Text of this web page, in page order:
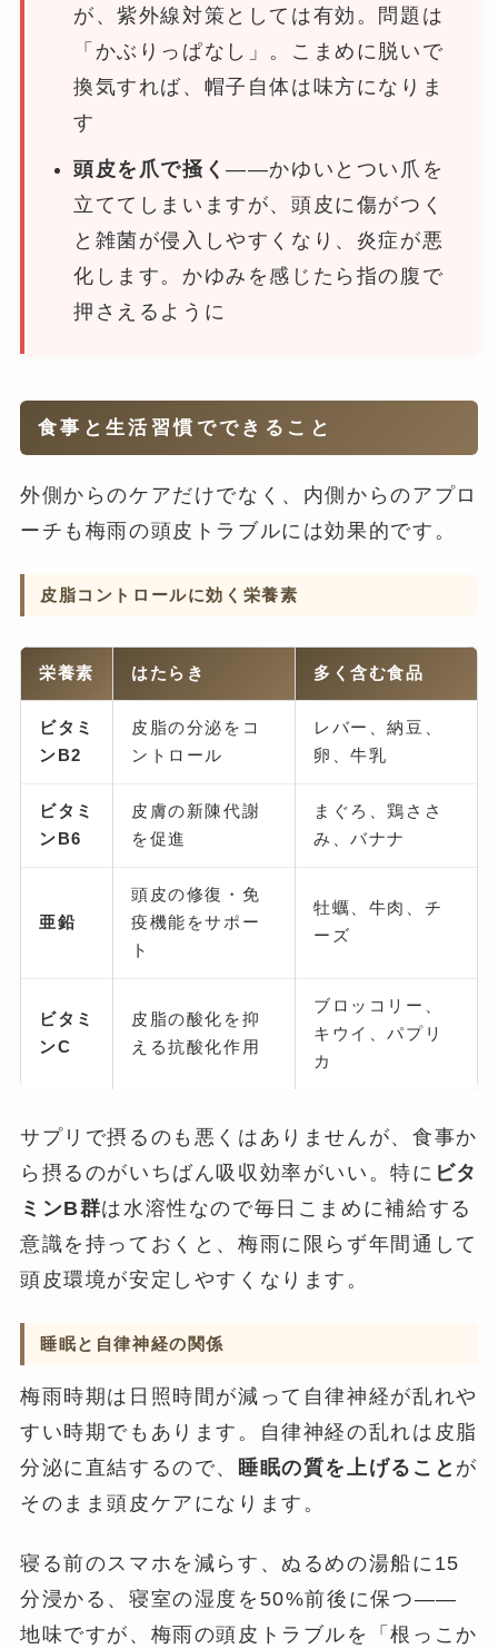
が、紫外線対策としては有効。問題は
「かぶりっぱなし」。こまめに脱いで
換気すれば、帽子自体は味方になりま
す
頭皮を爪で掻く——かゆいとつい爪を
立ててしまいますが、頭皮に傷がつく
と雑菌が侵入しやすくなり、炎症が悪
化します。かゆみを感じたら指の腹で
押さえるように
食事と生活習慣でできること
外側からのケアだけでなく、内側からのアプロ
ーチも梅雨の頭皮トラブルには効果的です。
皮脂コントロールに効く栄養素
栄養素 はたらき 多く含む食品
ビタミ
ンB2
皮脂の分泌をコ
ントロール
レバー、納豆、
卵、牛乳
ビタミ
ンB6
皮膚の新陳代謝
を促進
まぐろ、鶏ささ
み、バナナ
亜鉛
頭皮の修復・免
疫機能をサポー
ト
牡蠣、牛肉、チ
ーズ
ビタミ
ンC
皮脂の酸化を抑
える抗酸化作用
ブロッコリー、
キウイ、パプリ
カ
サプリで摂るのも悪くはありませんが、食事か
ら摂るのがいちばん吸収効率がいい。特に ビタ
ミンB群は水溶性なので毎日こまめに補給する
意識を持っておくと、梅雨に限らず年間通して
頭皮環境が安定しやすくなります。
睡眠と自律神経の関係
梅雨時期は日照時間が減って自律神経が乱れや
すい時期でもあります。自律神経の乱れは皮脂
分泌に直結するので、 睡眠の質を上げること が
そのまま頭皮ケアになります。
寝る前のスマホを減らす、ぬるめの湯船に15
分浸かる、寝室の湿度を50%前後に保つ——
地味ですが、梅雨の頭皮トラブルを「根っこか